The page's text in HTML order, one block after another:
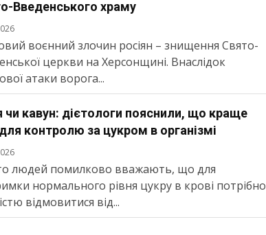
Введенського храму
воєнний злочин росіян – знищення Свято-
церкви на Херсонщині. Внаслідок
атаки ворога...
чи кавун: дієтологи пояснили, що краще
контролю за цукром в організмі
людей помилково вважають, що для
нормального рівня цукру в крові потрібно
відмовитися від...